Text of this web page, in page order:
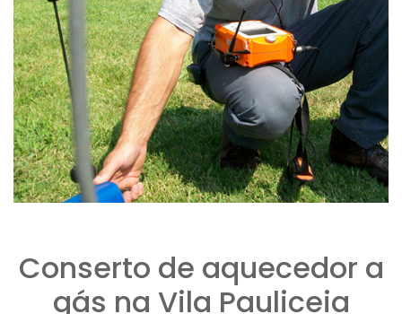
Conserto de aquecedor a
gás na Vila Pauliceia